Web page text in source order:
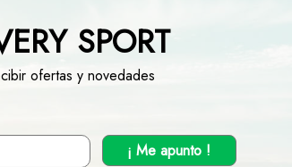
SPORT
ofertas y novedades
¡ Me apunto !